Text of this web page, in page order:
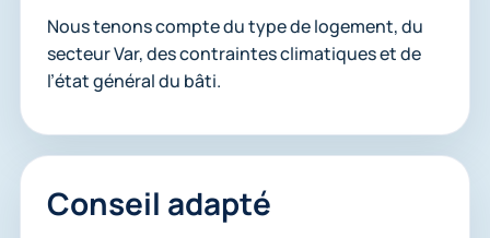
Nous tenons compte du type de logement, du
secteur Var, des contraintes climatiques et de
l’état général du bâti.
Conseil adapté